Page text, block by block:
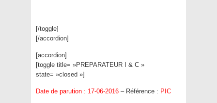
[/toggle]
[/accordion]
[accordion]
[toggle title= »PREPARATEUR I & C »
state= »closed »]
Date de parution : 17-06-2016 – Référence : PIC